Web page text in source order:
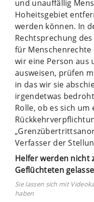
und unauffällig
Hoheitsgebiet
werden können. In
Rechtsprechung
für
wir eine Person aus
ausweisen, prüfen
in das wir sie
irgendetwas
Rolle, ob es sich um
Verfasser der
Helfer werden nicht
Geflüchteten
Sie lassen sich mit
haben